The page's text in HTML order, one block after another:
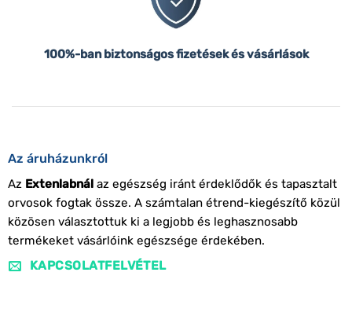
100%-ban biztonságos fizetések és vásárlások
Az áruházunkról
Az Extenlabnálaz egészség iránt érdeklődők és tapasztalt
orvosok fogtak össze. A számtalan étrend-kiegészítő közül
közösen választottuk ki a legjobb és leghasznosabb
termékeket vásárlóink egészsége érdekében.
KAPCSOLATFELVÉTEL